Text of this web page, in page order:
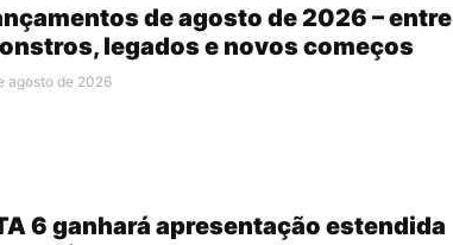
de agosto de 2026 – entre
legados e novos começos
agosto de 2026
6 ganhará apresentação estendida